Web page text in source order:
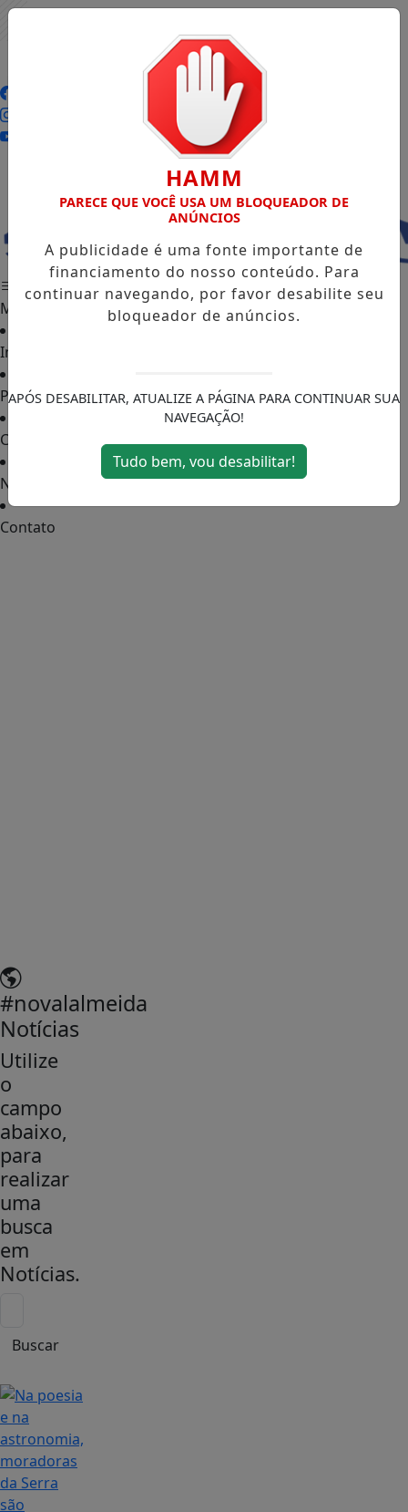
MENU
Início
Podcasts
Colunas
Notícias
Contato
#novalalmeida
Notícias
Utilize
o
campo
abaixo,
para
realizar
uma
busca
em
Notícias.
Buscar
HAMM
PARECE QUE VOCÊ USA UM BLOQUEADOR DE
ANÚNCIOS
A publicidade é uma fonte importante de
financiamento do nosso conteúdo. Para
continuar navegando, por favor desabilite seu
bloqueador de anúncios.
APÓS DESABILITAR, ATUALIZE A PÁGINA PARA CONTINUAR SUA
NAVEGAÇÃO!
Tudo bem, vou desabilitar!